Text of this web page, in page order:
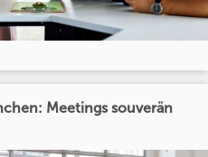
Meetings souverän